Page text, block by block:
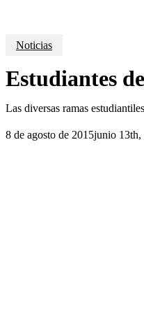
Noticias
Estudiantes
Las diversas ramas
8 de agosto de 2015junio 13th,